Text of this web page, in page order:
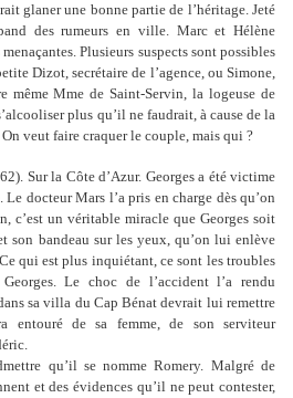
glaner une bonne partie de l’héritage. Jeté
des rumeurs en ville. Marc et Hélène
Plusieurs suspects sont possibles
Dizot, secrétaire de l’agence, ou Simone,
même Mme de Saint-Servin, la logeuse de
plus qu’il ne faudrait, à cause de la
veut faire craquer le couple, mais qui ?
Sur la Côte d’Azur. Georges a été victime
docteur Mars l’a pris en charge dès qu’on
c’est un véritable miracle que Georges soit
son bandeau sur les yeux, qu’on lui enlève
qui est plus inquiétant, ce sont les troubles
Le choc de l’accident l’a rendu
sa villa du Cap Bénat devrait lui remettre
entouré de sa femme, de son serviteur
qu’il se nomme Romery. Malgré de
et des évidences qu’il ne peut contester,